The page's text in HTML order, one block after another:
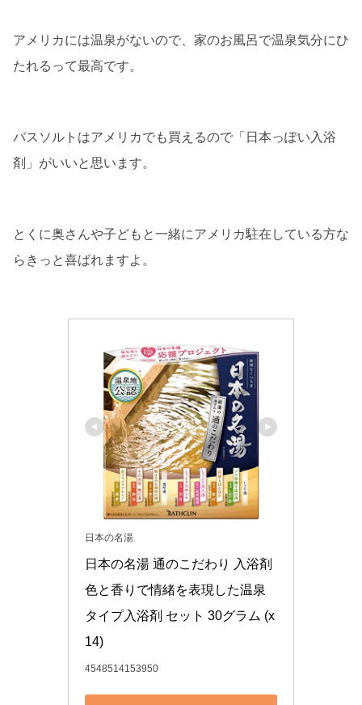
アメリカには温泉がないので、家のお風呂で温泉気分にひ
たれるって最高です。
バスソルトはアメリカでも買えるので「日本っぽい入浴
剤」がいいと思います。
とくに奥さんや子どもと一緒にアメリカ駐在している方な
らきっと喜ばれますよ。
日本の名湯
日本の名湯 通のこだわり 入浴剤
色と香りで情緒を表現した温泉
タイプ入浴剤 セット 30グラム (x
14)
4548514153950